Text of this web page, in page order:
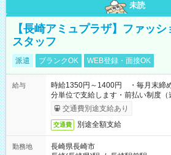
未読
【長崎アミュプラザ】ファッ
スタッフ
派遣 ブランクOK WEB登録・面接OK
給与
時給1350円～1400円 ・毎月末締
分単位で支給します・前払い制度（
交通費別途支給あり
交通費 別途全額支給
勤務地
長崎県長崎市